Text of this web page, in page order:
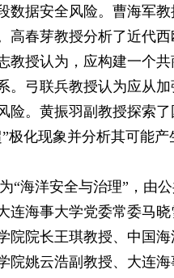
数据安全风险。曹海军
高春芽教授分析了近代
教授认为，应构建一个
。弓联兵教授认为应从
险。黄振羽副教授探索
极化现象并分析其可能产
洋安全与治理”，由公
连海事大学党委常委马
院院长王琪教授、中国
院姚云浩副教授、大连